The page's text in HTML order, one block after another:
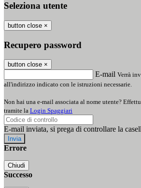
Seleziona utente
button close ×
Recupero password
button close ×
E-mail Verrà
all'indirizzo indicato con le istruzioni necessarie.
Non hai una e-mail associata al nome utente?
tramite la Login Spaggiari
E-mail inviata, si prega di controllare la
Errore
Chiudi
Successo